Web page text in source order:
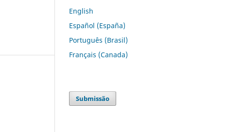
English
Español (España)
Português (Brasil)
Français (Canada)
Submissão